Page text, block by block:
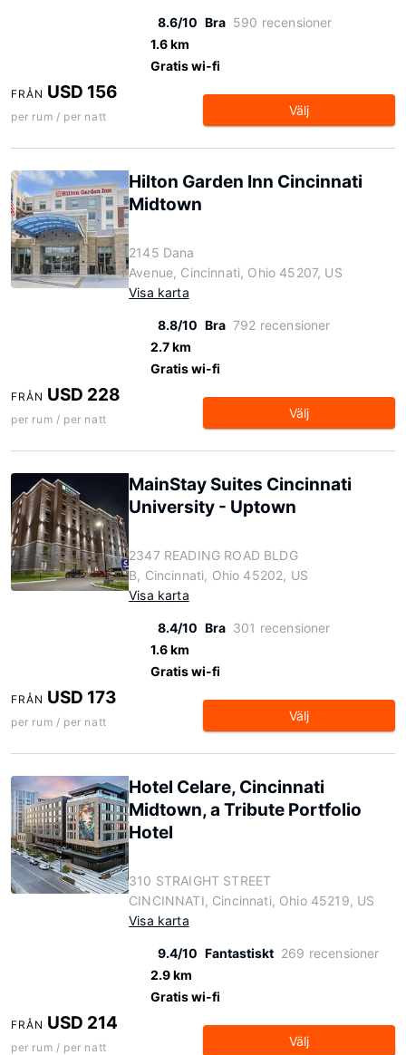
8.6/10 Bra 590 recensioner
1.6 km
Gratis wi-fi
FRÅN USD 156
per rum / per natt Välj
Hilton Garden Inn Cincinnati
Midtown
2145 Dana
Avenue, Cincinnati, Ohio 45207, US
Visa karta
8.8/10 Bra 792 recensioner
2.7 km
Gratis wi-fi
FRÅN USD 228
per rum / per natt Välj
MainStay Suites Cincinnati
University - Uptown
2347 READING ROAD BLDG
B, Cincinnati, Ohio 45202, US
Visa karta
8.4/10 Bra 301 recensioner
1.6 km
Gratis wi-fi
FRÅN USD 173
per rum / per natt Välj
Hotel Celare, Cincinnati
Midtown, a Tribute Portfolio
Hotel
310 STRAIGHT STREET
CINCINNATI, Cincinnati, Ohio 45219, US
Visa karta
9.4/10 Fantastiskt 269 recensioner
2.9 km
Gratis wi-fi
FRÅN USD 214
per rum / per natt Välj